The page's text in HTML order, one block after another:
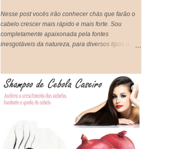
Nesse post vocês irão conhecer chás que farão o
cabelo crescer mais rápido e mais forte. Sou
completamente apaixonada pela fontes
inesgotáveis da natureza, para diversos tipos de
natural e eficaz de tratar os fios em casa e
gastando super pouco. Tão prático que vocês
podem tanto beber, quanto aplicar nos cabelos,
unir o útil ao agradável né? IMPORTANTE:
Lembrando que pode ser usado tanto aqueles
saches industrializados ou você mesma pode
preparar o seu chá de forma natural,que é ainda
mais eficiente.